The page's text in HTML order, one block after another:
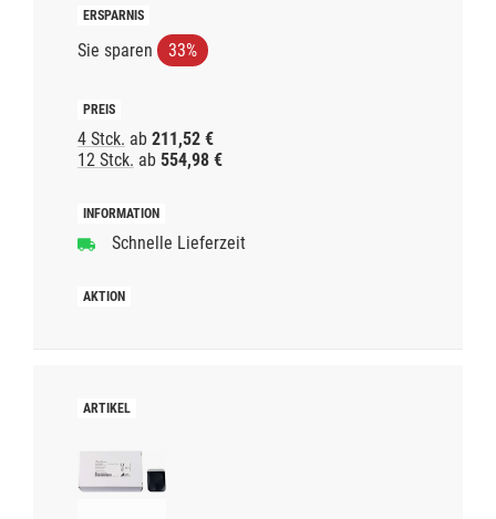
Sie sparen 33%
4 Stck. ab 211,52 €
12 Stck. ab 554,98 €
Schnelle Lieferzeit